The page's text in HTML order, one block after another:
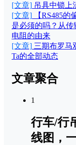
[文章] 吊具中锁上
[文章] 【RS485的
是必须的吗？从
电阻的由来
[文章] 三期布罗马
Ta的全部动态
文章聚合
1
行车/行
线图，